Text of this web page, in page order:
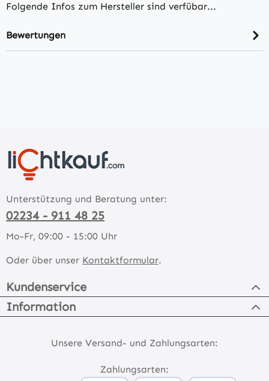
Folgende Infos zum Hersteller sind verfübar...
Bewertungen
Unterstützung und Beratung unter:
02234 - 911 48 25
Mo-Fr, 09:00 - 15:00 Uhr
Oder über unser Kontaktformular.
Kundenservice
Information
Unsere Versand- und Zahlungsarten:
Zahlungsarten: